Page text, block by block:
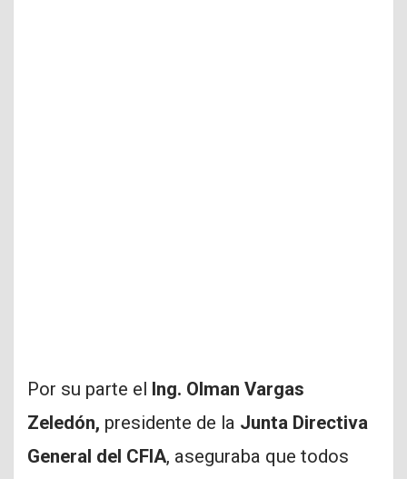
Por su parte el Ing. Olman Vargas
Zeledón, presidente de la Junta Directiva
General del CFIA, aseguraba que todos